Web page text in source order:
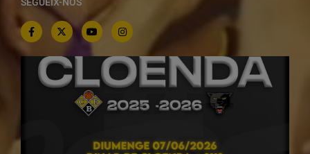
SEGUEIX-NOS